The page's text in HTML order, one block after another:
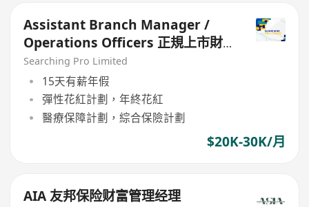
Assistant Branch Manager /
Operations Officers 正規上市財
務公司
Searching Pro Limited
15天有薪年假
彈性花紅計劃，年終花紅
醫療保障計劃，綜合保險計劃
$20K-30K/月
AIA 友邦保险财富管理经理